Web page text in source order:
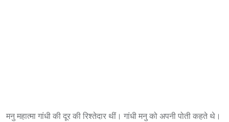
मनु महात्मा गांधी की दूर की रिश्तेदार थीं। गांधी मनु को अपनी पोती कहते थे।